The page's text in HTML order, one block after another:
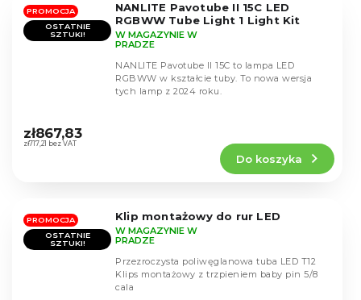
gwiazdek.
PROMOCJA
OSTATNIE
SZTUKI!
NANLITE Pavotube II 15C LED
RGBWW Tube Light 1 Light Kit
ocena
produktu
gwiazdek.
W MAGAZYNIE W
PRADZE
zł717,21 bez VAT
zł867,83
Do koszyka
NANLITE Pavotube II 15C to lampa LED
RGBWW w kształcie tuby. To nowa wersja
tych lamp z 2024 roku.
PROMOCJA
OSTATNIE
SZTUKI!
Klip montażowy do rur LED
W MAGAZYNIE W
PRADZE
Przezroczysta poliwęglanowa tuba LED T12
Klips montażowy z trzpieniem baby pin 5/8
cala